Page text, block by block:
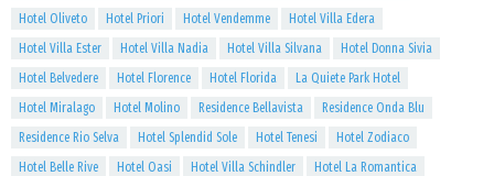
Hotel Oliveto
Hotel Priori Hotel Vendemme
Hotel Villa Edera
Hotel Villa Ester
Hotel Villa Nadia Hotel Villa Silvana
Hotel Donna Sivia
Hotel Belvedere
Hotel Florence Hotel Florida
La Quiete Park Hotel
Hotel Miralago
Hotel Molino Residence Bellavista
Residence Onda Blu
Residence Rio Selva
Hotel Splendid Sole Hotel Tenesi
Hotel Zodiaco
Hotel Belle Rive
Hotel Oasi Hotel Villa Schindler
Hotel La Romantica